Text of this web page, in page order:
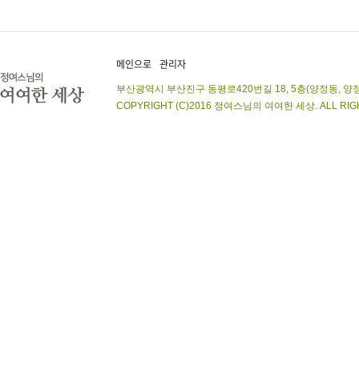
메인으로 관리자
부산광역시 부산진구 동평로420번길 18, 5층(양정동,
COPYRIGHT (C)2016 정여스님의 여여한 세상. ALL